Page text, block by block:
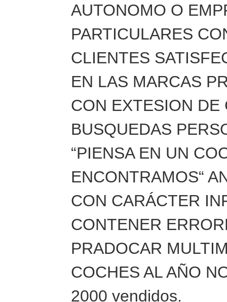
AUTONOMO O
PARTICULARES
CLIENTES
EN LAS MARCAS
CON EXTESION DE
BUSQUEDAS
“PIENSA EN UN
ENCONTRAMOS“
CON CARÁCTER
CONTENER
PRADOCAR
COCHES AL AÑO
2000 vendidos.